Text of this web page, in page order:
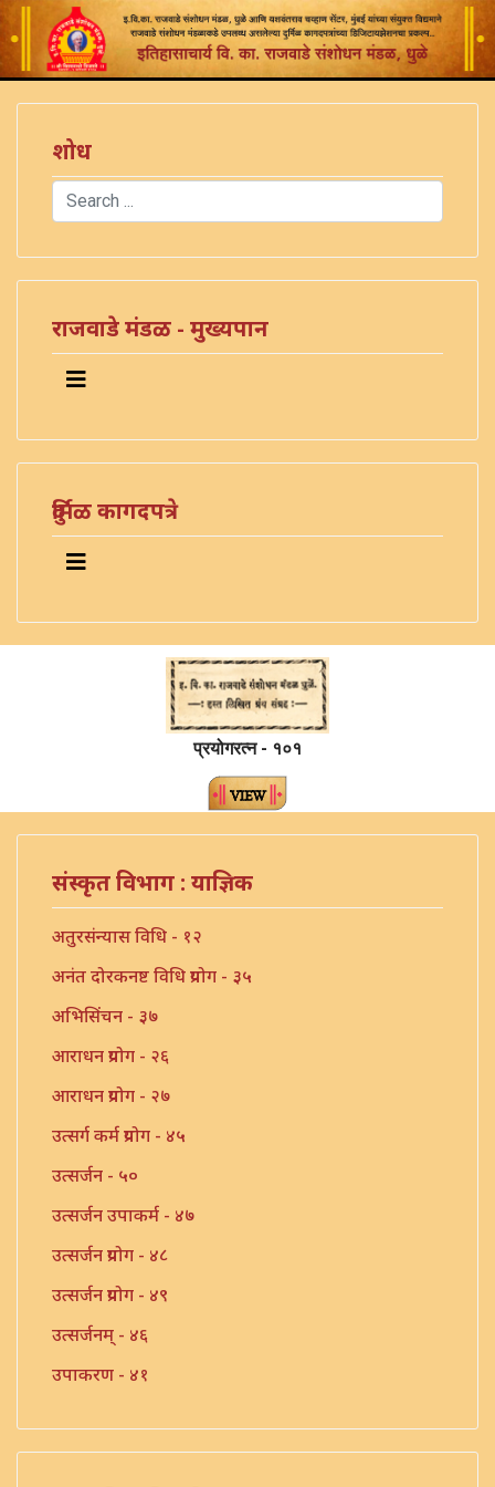
शोध
Search
राजवाडे मंडळ - मुख्यपान
दुर्मिळ कागदपत्रे
प्रयोगरत्न - १०१
संस्कृत विभाग : याज्ञिक
अतुरसंन्यास विधि - १२
अनंत दोरकनष्ट विधि प्रयोग - ३५
अभिसिंचन - ३७
आराधन प्रयोग - २६
आराधन प्रयोग - २७
उत्सर्ग कर्म प्रयोग - ४५
उत्सर्जन - ५०
उत्सर्जन उपाकर्म - ४७
उत्सर्जन प्रयोग - ४८
उत्सर्जन प्रयोग - ४९
उत्सर्जनम् - ४६
उपाकरण - ४१
उपाकर्म - ४३